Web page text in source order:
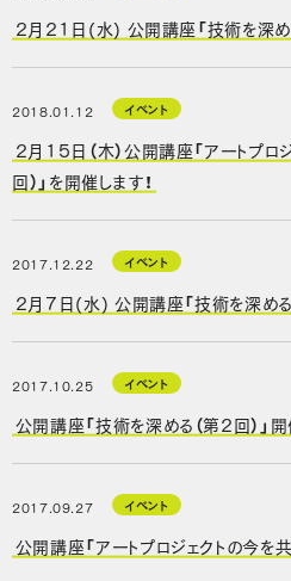
2月21日(水) 公開講座「技術を深め
2018.01.12 イベント
2月15日（木）公開講座「アートプロ
回）」を開催します！
2017.12.22 イベント
2月7日(水) 公開講座「技術を深める
2017.10.25 イベント
公開講座「技術を深める（第2回）」開
2017.09.27 イベント
公開講座「アートプロジェクトの今を